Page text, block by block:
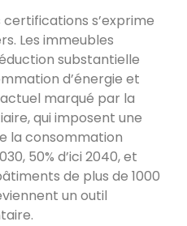
s’exprime
Les immeubles
substantielle
d’énergie et
marqué par la
qui imposent une
la consommation
50% d’ici 2040, et
de plus de 1000
un outil